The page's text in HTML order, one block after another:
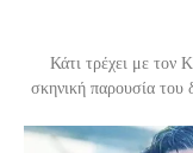
Κάτι τρέχει με τον
σκηνική παρουσία του